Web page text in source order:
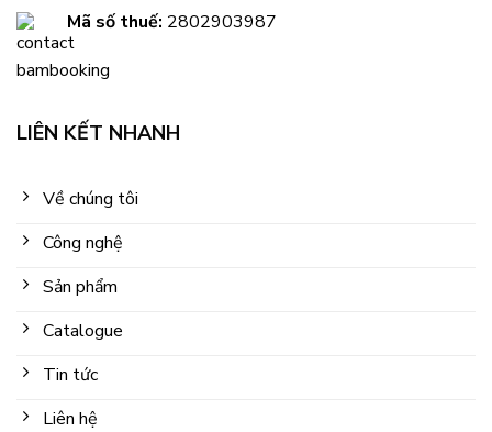
Mã số thuế: 2802903987
LIÊN KẾT NHANH
Về chúng tôi
Công nghệ
Sản phẩm
Catalogue
Tin tức
Liên hệ